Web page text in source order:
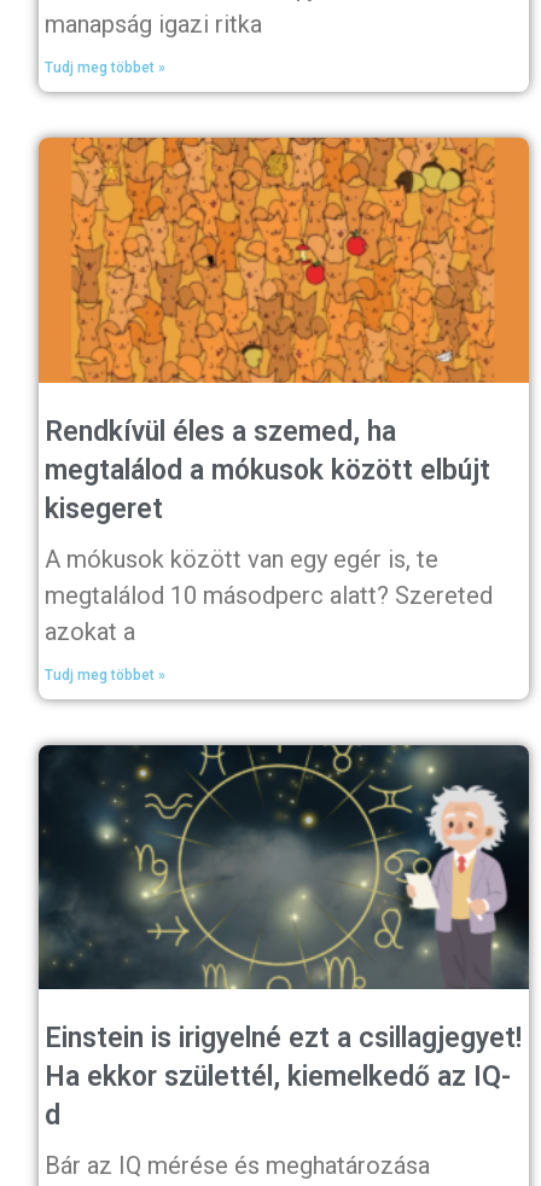
manapság igazi ritka
Tudj meg többet »
Rendkívül éles a szemed, ha
megtalálod a mókusok között elbújt
kisegeret
A mókusok között van egy egér is, te
megtalálod 10 másodperc alatt? Szereted
azokat a
Tudj meg többet »
Einstein is irigyelné ezt a csillagjegyet!
Ha ekkor születtél, kiemelkedő az IQ-
d
Bár az IQ mérése és meghatározása